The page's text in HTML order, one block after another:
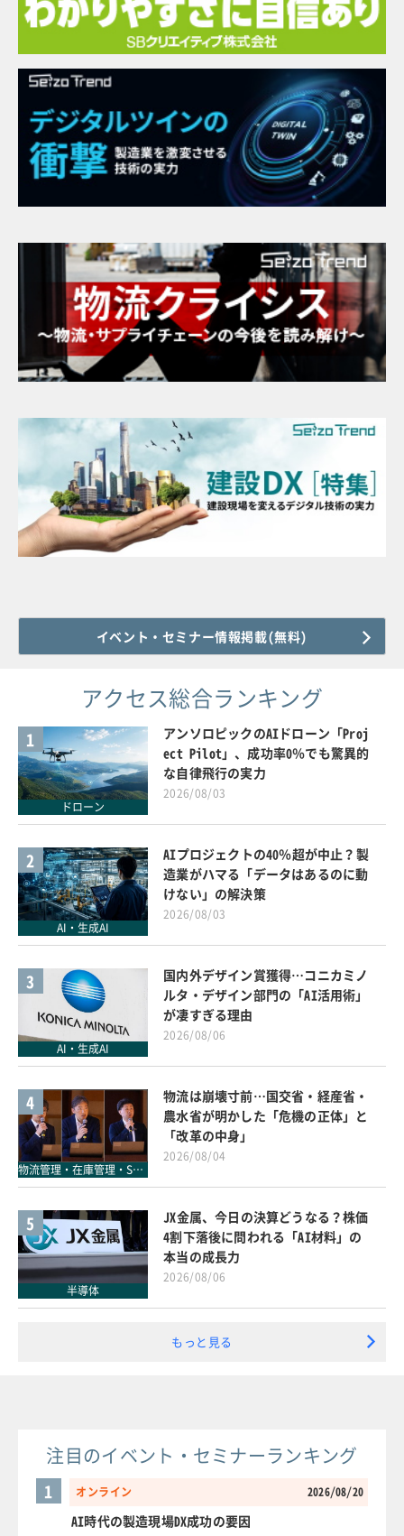
イベント・セミナー情報掲載(無料)
アクセス総合ランキング
1
ドローン
アンソロピックのAIドローン「Proj
ect Pilot」、成功率0％でも驚異的
な自律飛行の実力
2026/08/03
2
AI・生成AI
AIプロジェクトの40％超が中止？製
造業がハマる「データはあるのに動
けない」の解決策
2026/08/03
3
AI・生成AI
国内外デザイン賞獲得…コニカミノ
ルタ・デザイン部門の「AI活用術」
が凄すぎる理由
2026/08/06
4
物流管理・在庫管理・SCM
物流は崩壊寸前…国交省・経産省・
農水省が明かした「危機の正体」と
「改革の中身」
2026/08/04
5
半導体
JX金属、今日の決算どうなる？株価
4割下落後に問われる「AI材料」の
本当の成長力
2026/08/06
もっと見る
注目のイベント・セミナーランキング
オンライン 2026/08/20
1
AI時代の製造現場DX成功の要因